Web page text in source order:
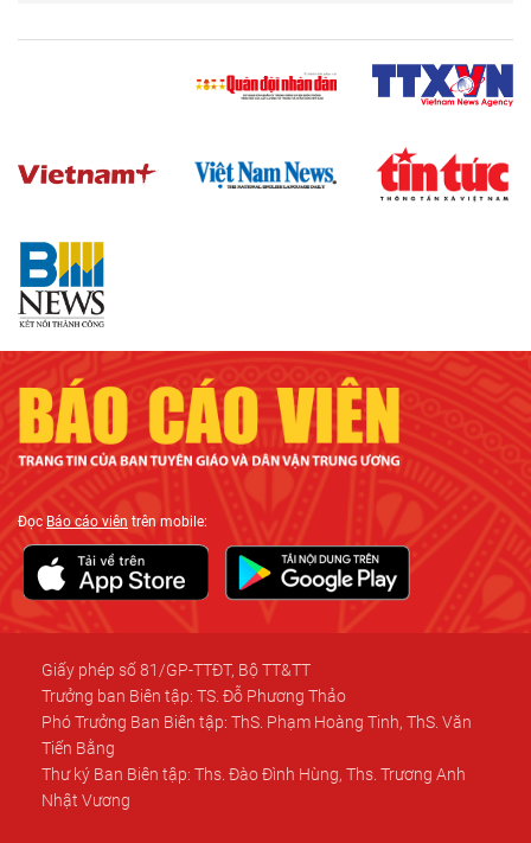
ĐọcBáo cáo viên trên mobile:
Giấy phép số 81/GP-TTĐT, Bộ TT&TT
Trưởng ban Biên tập: TS. Đỗ Phương Thảo
Phó Trưởng Ban Biên tập: ThS. Phạm Hoàng Tinh, ThS. Văn
Tiến Bằng
Thư ký Ban Biên tập: Ths. Đào Đình Hùng, Ths. Trương Anh
Nhật Vương